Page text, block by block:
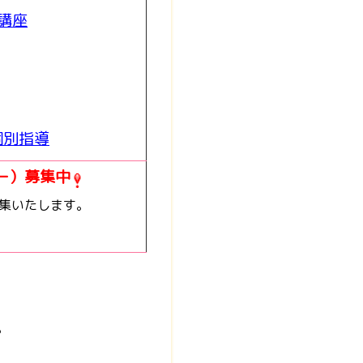
座
指導
）募集中
いたします。